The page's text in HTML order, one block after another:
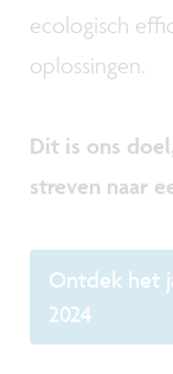
ecologisch
oplossingen.
Dit is ons
streven naar
Ontdek het
2024